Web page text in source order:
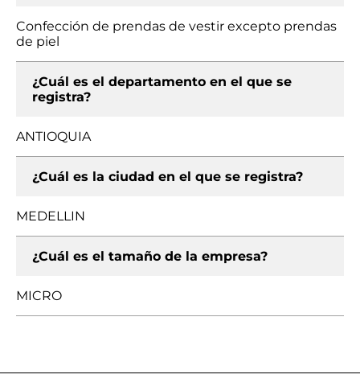
Confección de prendas de vestir excepto prendas
de piel
¿Cuál es el departamento en el que se
registra?
ANTIOQUIA
¿Cuál es la ciudad en el que se registra?
MEDELLIN
¿Cuál es el tamaño de la empresa?
MICRO